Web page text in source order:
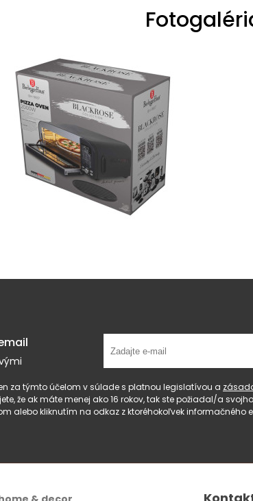
za týmto účelom v súlade s platnou legislatívou a
že ak máte menej ako 16 rokov, tak ste požiadal/a
alebo kliknutím na odkaz z ktoréhokoľvek informačného